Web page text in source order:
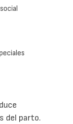
del parto.